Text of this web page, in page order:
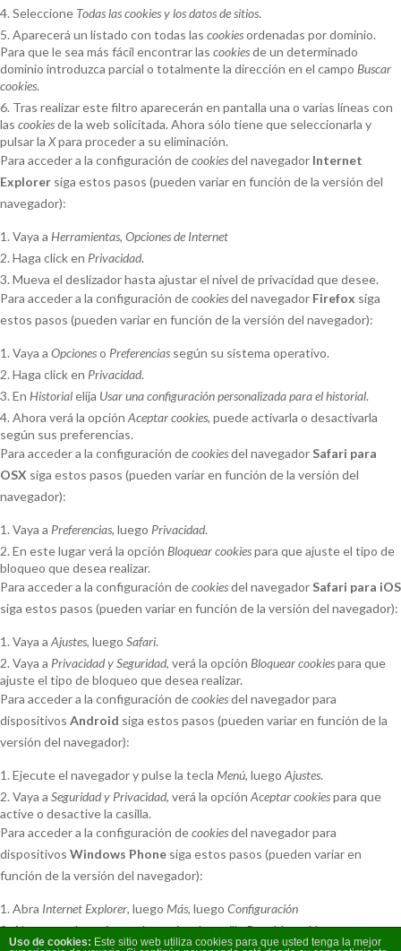
Seleccione Todas lascookiesy los datos de sitios.
Aparecerá un listado con todas las cookiesordenadas por dominio.
Para que le sea más fácil encontrar las cookiesde un determinado
dominio introduzca parcial o totalmente la dirección en el campo Buscar
cookies.
Tras realizar este filtro aparecerán en pantalla una o varias líneas con
las cookiesde la web solicitada. Ahora sólo tiene que seleccionarla y
pulsar la Xpara proceder a su eliminación.
Para acceder a la configuración decookiesdel navegador Internet
Explorer siga estos pasos (pueden variar en función de la versión del
navegador):
Vaya a Herramientas, Opciones de Internet
Haga click en Privacidad.
Mueva el deslizador hasta ajustar el nivel de privacidad que desee.
Para acceder a la configuración decookiesdel navegador Firefox siga
estos pasos (pueden variar en función de la versión del navegador):
Vaya a Opcioneso Preferencias según su sistema operativo.
Haga click en Privacidad.
En Historialelija Usar una configuración personalizada para el historial.
Ahora verá la opción Aceptar cookies, puede activarla o desactivarla
según sus preferencias.
Para acceder a la configuración decookiesdel navegadorSafari para
OSX siga estos pasos (pueden variar en función de la versión del
navegador):
Vaya a Preferencias, luego Privacidad.
En este lugar verá la opción Bloquear cookiespara que ajuste el tipo de
bloqueo que desea realizar.
Para acceder a la configuración decookiesdel navegadorSafari para iOS
siga estos pasos (pueden variar en función de la versión del navegador):
Vaya a Ajustes, luego Safari.
Vaya a Privacidad y Seguridad, verá la opción Bloquear cookiespara que
ajuste el tipo de bloqueo que desea realizar.
Para acceder a la configuración decookiesdel navegador para
dispositivos Android siga estos pasos (pueden variar en función de la
versión del navegador):
Ejecute el navegador y pulse la tecla Menú, luego Ajustes.
Vaya a Seguridad y Privacidad, verá la opción Aceptar cookiespara que
active o desactive la casilla.
Para acceder a la configuración decookiesdel navegador para
dispositivos Windows Phone siga estos pasos (pueden variar en
función de la versión del navegador):
Abra Internet Explorer, luego Más, luego Configuración
Ahora puede activar o desactivar la casillaPermitir cookies.
Uso de cookies: Este sitio web utiliza cookies para que usted tenga la mejor